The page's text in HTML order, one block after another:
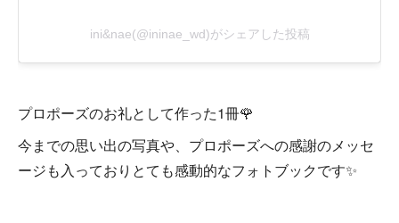
プロポーズのお礼として作った1冊🌹
今までの思い出の写真や、プロポーズへの感謝のメッセ
ージも入っておりとても感動的なフォトブックです✨